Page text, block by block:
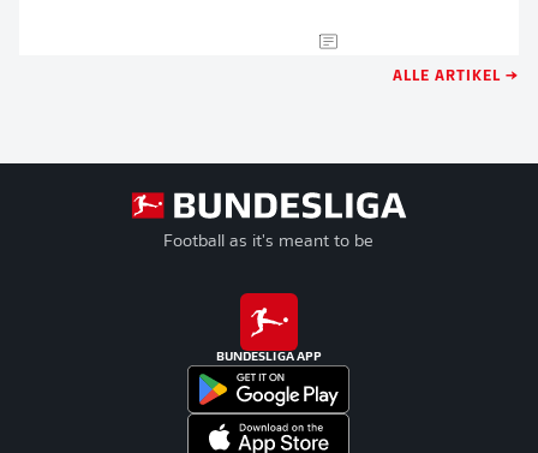
ALLE ARTIKEL →
Football as it's meant to be
BUNDESLIGA APP